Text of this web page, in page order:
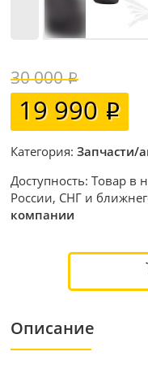
30 000
19 990
Категория:Запчасти/
Доступность: Товар в
России, СНГ и
компании
Описание